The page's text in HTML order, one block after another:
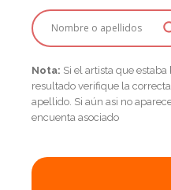
Nota: Si el artista que
resultado verifique la
apellido. Si aún asi no
encuenta asociado